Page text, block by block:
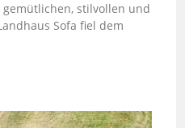
stilvollen und
Sofa fiel dem